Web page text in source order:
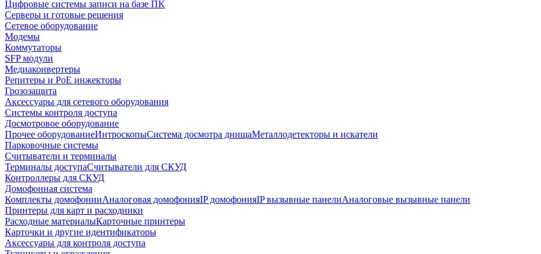
Цифровые системы записи на базе ПК
Серверы и готовые решения
Сетевое оборудование
Модемы
Коммутаторы
SFP модули
Медиаконвертеры
Репитеры и PoE инжекторы
Грозозащита
Аксессуары для сетевого оборудования
Системы контроля доступа
Досмотровое оборудование
Прочее оборудованиеИнтроскопыСистема досмотра днищаМеталлодетекторы и искатели
Парковочные системы
Считыватели и терминалы
Терминалы доступаСчитыватели для СКУД
Контроллеры для СКУД
Домофонная система
Комплекты домофонииАналоговая домофонияIP домофонияIP вызывные панелиАналоговые вызывные панели
Принтеры для карт и расходники
Расходные материалыКарточные принтеры
Карточки и другие идентификаторы
Аксессуары для контроля доступа